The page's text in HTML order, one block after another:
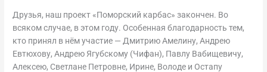
Друзья, наш проект «Поморский карбас» закончен. Во
всяком случае, в этом году. Особенная благодарность тем,
кто принял в нём участие — Дмитрию Амелину, Андрею
Евтюхову, Андрею Ягубскому (Чифан), Павлу Вабищевичу,
Алексею, Светлане Петровне, Ирине, Володе и Остапу